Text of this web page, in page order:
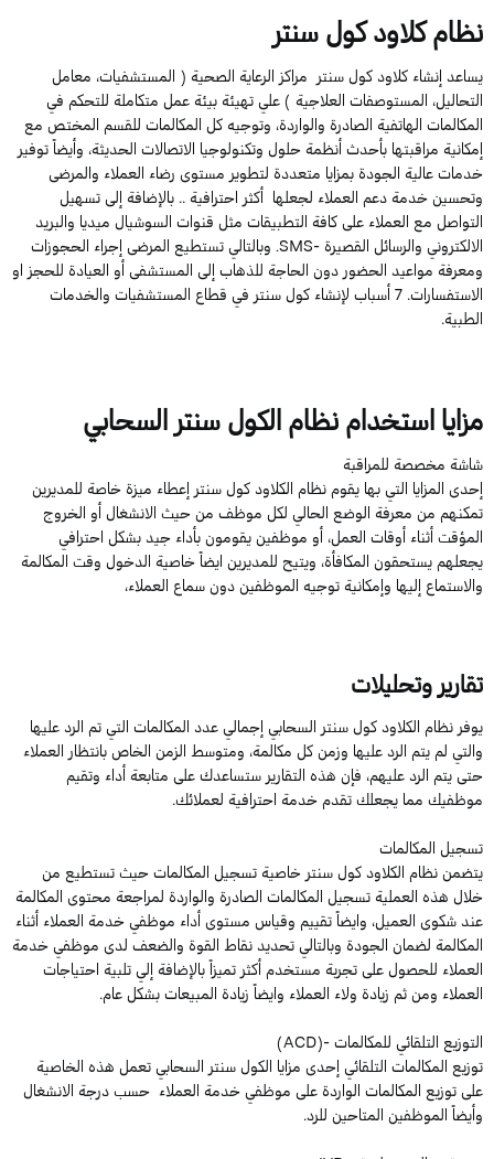
نظام كلاود كول سنتر
يساعد إنشاء كلاود كول سنتر مراكز الرعاية الصحية ( المستشفيات، معامل
التحاليل، المستوصفات العلاجية ) علي تهيئة بيئة عمل متكاملة للتحكم في
المكالمات الهاتفية الصادرة والواردة، وتوجيه كل المكالمات للقسم المختص مع
إمكانية مراقبتها بأحدث أنظمة حلول وتكنولوجيا الاتصالات الحديثة، وأيضاً توفير
خدمات عالية الجودة بمزايا متعددة لتطوير مستوى رضاء العملاء والمرضى
وتحسين خدمة دعم العملاء لجعلها أكثر احترافية .. بالإضافة إلى تسهيل
التواصل مع العملاء على كافة التطبيقات مثل قنوات السوشيال ميديا والبريد
الالكتروني والرسائل القصيرة -SMS. وبالتالي تستطيع المرضى إجراء الحجوزات
ومعرفة مواعيد الحضور دون الحاجة للذهاب إلى المستشفى أو العيادة للحجز او
الاستفسارات. 7 أسباب لإنشاء كول سنتر في قطاع المستشفيات والخدمات
الطبية.
مزايا استخدام نظام الكول سنتر السحابي
شاشة مخصصة للمراقبة
إحدى المزايا التي بها يقوم نظام الكلاود كول سنتر إعطاء ميزة خاصة للمديرين
تمكنهم من معرفة الوضع الحالي لكل موظف من حيث الانشغال أو الخروج
المؤقت أثناء أوقات العمل، أو موظفين يقومون بأداء جيد بشكل احترافي
يجعلهم يستحقون المكافأة، ويتيح للمديرين ايضاً خاصية الدخول وقت المكالمة
والاستماع إليها وإمكانية توجيه الموظفين دون سماع العملاء،
تقارير وتحليلات
يوفر نظام الكلاود كول سنتر السحابي إجمالي عدد المكالمات التي تم الرد عليها
والتي لم يتم الرد عليها وزمن كل مكالمة، ومتوسط الزمن الخاص بانتظار العملاء
حتى يتم الرد عليهم، فإن هذه التقارير ستساعدك على متابعة أداء وتقيم
موظفيك مما يجعلك تقدم خدمة احترافية لعملائك.
تسجيل المكالمات
يتضمن نظام الكلاود كول سنتر خاصية تسجيل المكالمات حيث تستطيع من
خلال هذه العملية تسجيل المكالمات الصادرة والواردة لمراجعة محتوى المكالمة
عند شكوى العميل، وايضاً تقييم وقياس مستوى أداء موظفي خدمة العملاء أثناء
المكالمة لضمان الجودة وبالتالي تحديد نقاط القوة والضعف لدى موظفي خدمة
العملاء للحصول على تجربة مستخدم أكثر تميزاً بالإضافة إلي تلبية احتياجات
العملاء ومن ثم زيادة ولاء العملاء وايضاً زيادة المبيعات بشكل عام.
التوزيع التلقائي للمكالمات -(ACD)
توزيع المكالمات التلقائي إحدى مزايا الكول سنتر السحابي تعمل هذه الخاصية
على توزيع المكالمات الواردة على موظفي خدمة العملاء حسب درجة الانشغال
وأيضاً الموظفين المتاحين للرد.